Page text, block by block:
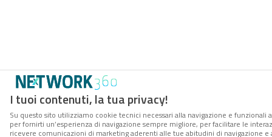
I tuoi contenuti, la tua privacy!
Su questo sito utilizziamo cookie tecnici necessari alla navigazione e funzionali
per fornirti un’esperienza di navigazione sempre migliore, per facilitare le
ricevere comunicazioni di marketing aderenti alle tue abitudini di navigazione e